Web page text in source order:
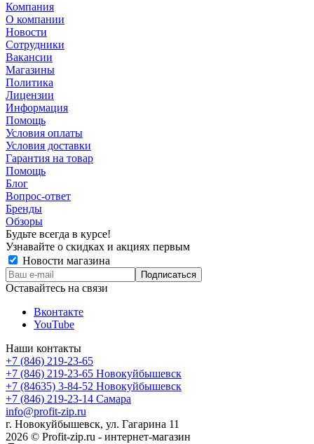
Компания
О компании
Новости
Сотрудники
Вакансии
Магазины
Политика
Лицензии
Информация
Помощь
Условия оплаты
Условия доставки
Гарантия на товар
Помощь
Блог
Вопрос-ответ
Бренды
Обзоры
Будьте всегда в курсе!
Узнавайте о скидках и акциях первым
Новости магазина
Оставайтесь на связи
Вконтакте
YouTube
Наши контакты
+7 (846) 219-23-65
+7 (846) 219-23-65 Новокуйбышевск
+7 (84635) 3-84-52 Новокуйбышевск
+7 (846) 219-23-14 Самара
info@profit-zip.ru
г. Новокуйбышевск, ул. Гагарина 11
2026 © Profit-zip.ru - интернет-магазин